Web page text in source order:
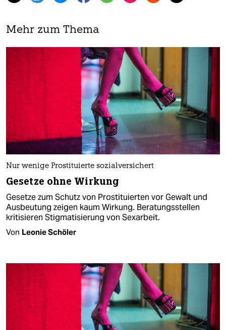
Mehr zum Thema
Nur wenige Prostituierte sozialversichert
Gesetze ohne Wirkung
Gesetze zum Schutz von Prostituierten vor Gewalt und
Ausbeutung zeigen kaum Wirkung. Beratungsstellen
kritisieren Stigmatisierung von Sexarbeit.
Von Leonie Schöler